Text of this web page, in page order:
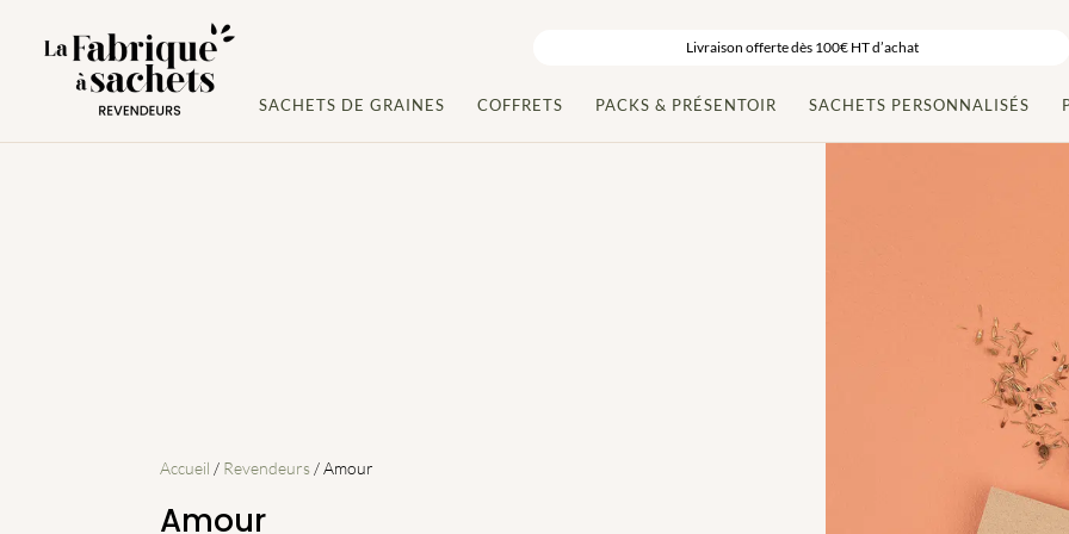
Livraison offerte dès 100€ HT d’achat
SACHETS DE GRAINES COFFRETS PACKS & PRÉSENTOIR SACHETS PERSONNALISÉS
Accueil / Revendeurs / Amour
Amour